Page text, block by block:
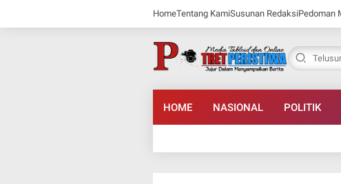
HomeTentang KamiSusunan RedaksiPedoman
HOME NASIONAL POLITIK